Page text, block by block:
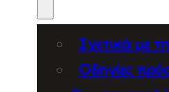
Σχετικά με
Οδηγίες